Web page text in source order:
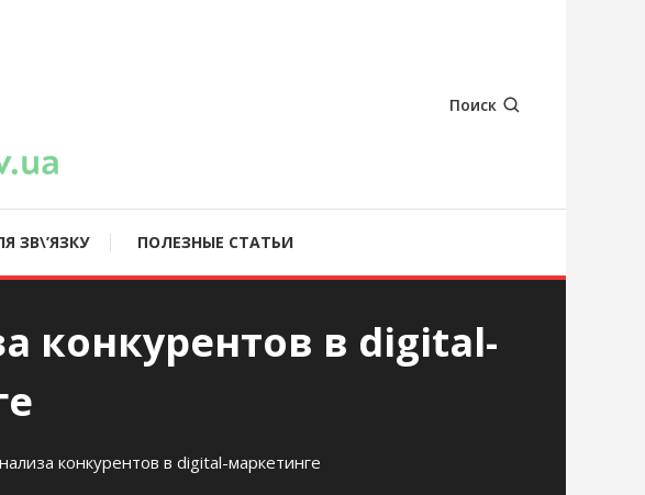
Поиск
ЗВ\’ЯЗКУ ПОЛЕЗНЫЕ СТАТЬИ
конкурентов в digital-
конкурентов в digital-маркетинге